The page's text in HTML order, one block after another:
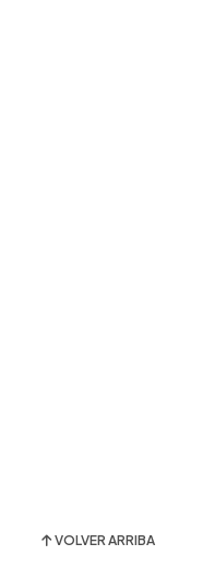
VOLVER ARRIBA